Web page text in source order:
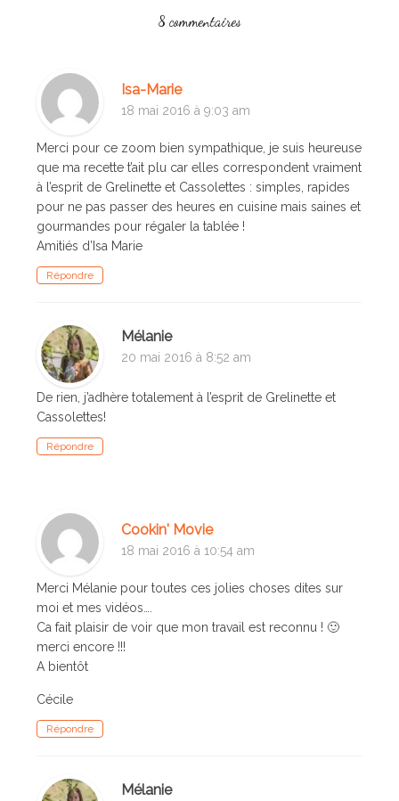
8 commentaires
Isa-Marie
18 mai 2016 à 9:03 am
Merci pour ce zoom bien sympathique, je suis heureuse
que ma recette t’ait plu car elles correspondent vraiment
à l’esprit de Grelinette et Cassolettes : simples, rapides
pour ne pas passer des heures en cuisine mais saines et
gourmandes pour régaler la tablée !
Amitiés d’Isa Marie
Répondre
Mélanie
20 mai 2016 à 8:52 am
De rien, j’adhère totalement à l’esprit de Grelinette et
Cassolettes!
Répondre
Cookin' Movie
18 mai 2016 à 10:54 am
Merci Mélanie pour toutes ces jolies choses dites sur
moi et mes vidéos….
Ca fait plaisir de voir que mon travail est reconnu ! 🙂
merci encore !!!
A bientôt
Cécile
Répondre
Mélanie